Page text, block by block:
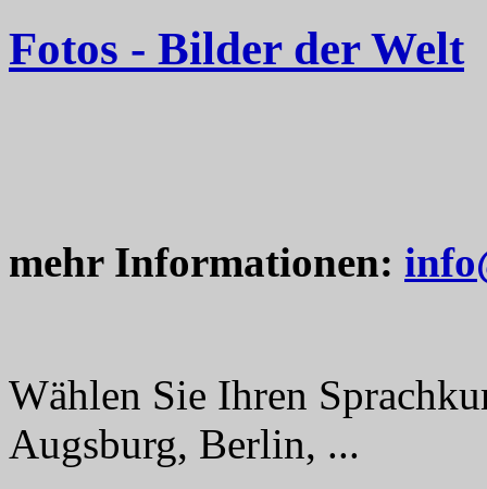
Fotos - Bilder der Welt
mehr Informationen:
Wählen Sie Ihren
Augsburg, Berlin, ...